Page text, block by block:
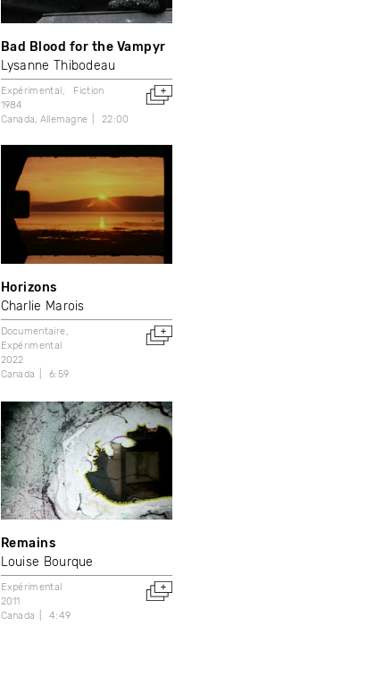
Bad Blood for the Vampyr
Lysanne Thibodeau
Expérimental
Fiction
1984
Canada Allemagne 22:00
Horizons
Charlie Marois
Documentaire
Expérimental
2022
Canada
6:59
Remains
Louise Bourque
Expérimental
2011
Canada
4:49